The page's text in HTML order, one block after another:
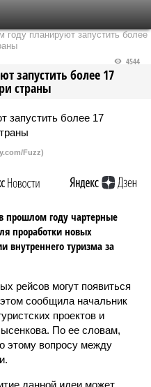
году планируют запустить более
запустить более 17
страны
4544
Fuzz)
прошлом году чартерные
проработки новых
внутреннего туризма за
рейсов могут появиться
сообщила начальник
проектов и
По ее словам,
этому вопросу между
данной идеи может